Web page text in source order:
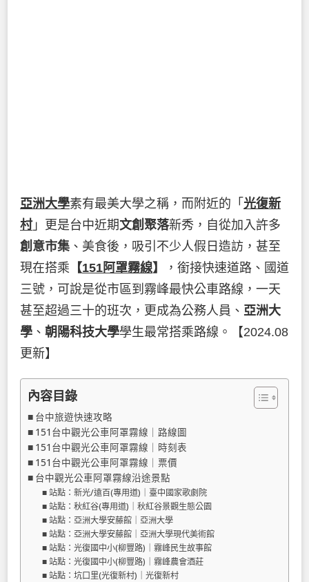
亞洲大學素有最美大學之稱，而附近的「 光復新
村」更是台中近期文創聚落新秀，自從加入許多
創意市集 、美食後，吸引不少人假日造訪，甚至
現在搭乘 【151阿罩霧線】
，銜接快速道路、國道
三號，可說是從市區到霧峰最快公車路線，一天
甚至超過三十的班次，更成為公務人員、 亞洲大
學 、 朝陽科技大學學生最常搭乘路線。【2024.08
更新】
內容目錄
台中旅遊快速攻略
151台中觀光公車阿罩霧線｜路線圖
151台中觀光公車阿罩霧線｜時刻表
151台中觀光公車阿罩霧線｜票價
台中觀光公車阿罩霧線沿途景點
站點：新光/遠百(專用道)｜臺中國家歌劇院
站點：秋紅谷(專用道)｜秋紅谷景觀生態公園
站點：亞洲大學安藤館｜亞洲大學
站點：亞洲大學安藤館｜亞洲大學現代美術館
站點：光復國中小(柳豐路)｜霧峰民生故事館
站點：光復國中小(柳豐路)｜霧峰農會酒莊
站點：坑口里(光復新村)｜光復新村